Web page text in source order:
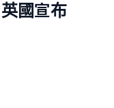
國宣布